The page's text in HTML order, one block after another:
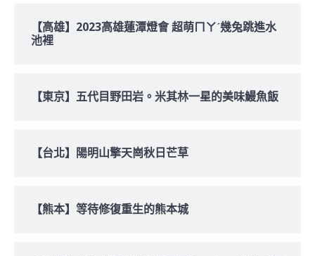
【高雄】2023高雄蓮潭燈會 超萌ㄇㄚˊ幾兔跳進水
池裡
【東京】五代目野田岩。米其林一星的美味鰻魚飯
【台北】陽明山擎天崗秋日芒草
【熊本】等待修復重生的熊本城